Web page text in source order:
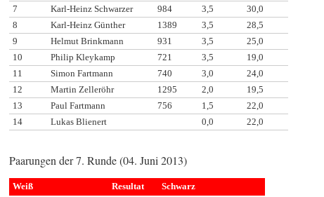
7
Karl-Heinz Schwarzer 984 3,5
30,0
8
Karl-Heinz Günther 1389 3,5
28,5
9
Helmut Brinkmann 931 3,5
25,0
10
Philip Kleykamp 721 3,5
19,0
11
Simon Fartmann 740 3,0
24,0
12
Martin Zelleröhr 1295 2,0
19,5
13
Paul Fartmann 756 1,5
22,0
14
Lukas Blienert 0,0 22,0
Paarungen der 7. Runde (04. Juni 2013)
Weiß Resultat
Schwarz